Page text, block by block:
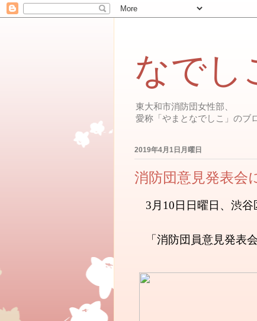
なでし
東大和市消防団女性部、
愛称「やまとなでしこ」のブ
2019年4月1日月曜日
消防団意見発表会
3月10日日曜日、渋谷
「消防団員意見発表